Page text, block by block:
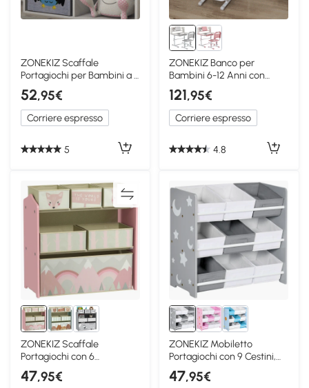
ZONEKIZ Scaffale
Portagiochi per Bambini a 6
Cubi Grigio e Bianco
52,95€
Corriere espresso
5
ZONEKIZ Banco per
Bambini 6-12 Anni con
Sedia Regolabile Grigio
121,95€
Corriere espresso
4.8
ZONEKIZ Scaffale
Portagiochi con 6
Contenitori in Tessuto Rosa
47,95€
ZONEKIZ Mobiletto
Portagiochi con 9 Cestini,
63x30x60cm, Grigio e
Bianco
47,95€